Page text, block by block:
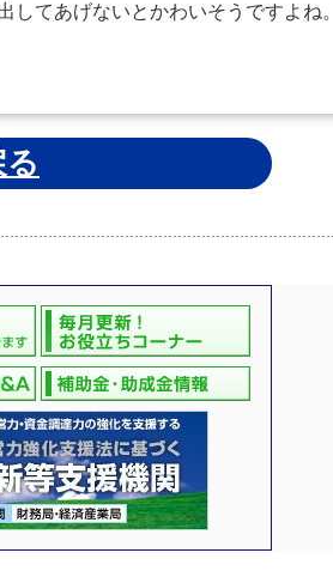
てあげないとかわいそうですよね。